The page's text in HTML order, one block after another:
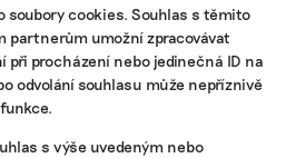
soubory cookies. Souhlas s těmito
partnerům umožní zpracovávat
při procházení nebo jedinečná ID na
odvolání souhlasu může nepříznivě
s výše uvedeným nebo